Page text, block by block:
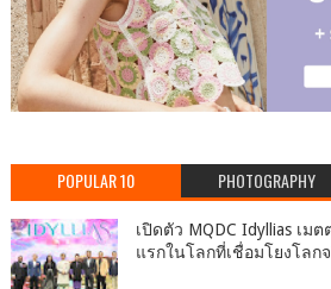
POPULAR 10 PHOTOGRAPHY
เปิดตัว MQDC Idyllias เม
แรกในโลกที่เชื่อมโยงโลก